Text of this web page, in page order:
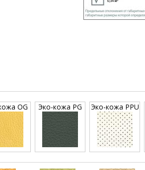
OG Эко-кожа PG Эко-кожа PPU